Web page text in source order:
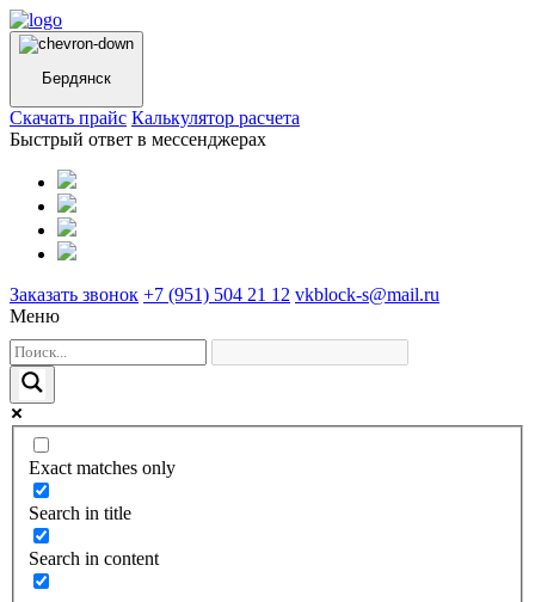
Бердянск
Cкачать прайс Калькулятор расчета
Быстрый ответ в мессенджерах
Заказать звонок +7 (951) 504 21 12 vkblock-s@mail.ru
Меню
Exact matches only
Search in title
Search in content